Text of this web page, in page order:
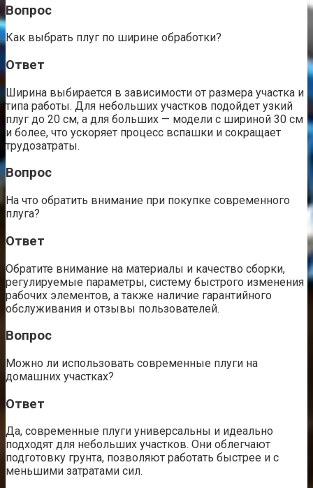
Вопрос
Как выбрать плуг по ширине обработки?
Ответ
Ширина выбирается в зависимости от размера участка и
типа работы. Для небольших участков подойдет узкий
плуг до 20 см, а для больших — модели с шириной 30 см
и более, что ускоряет процесс вспашки и сокращает
трудозатраты.
Вопрос
На что обратить внимание при покупке современного
плуга?
Ответ
Обратите внимание на материалы и качество сборки,
регулируемые параметры, систему быстрого изменения
рабочих элементов, а также наличие гарантийного
обслуживания и отзывы пользователей.
Вопрос
Можно ли использовать современные плуги на
домашних участках?
Ответ
Да, современные плуги универсальны и идеально
подходят для небольших участков. Они облегчают
подготовку грунта, позволяют работать быстрее и с
меньшими затратами сил.